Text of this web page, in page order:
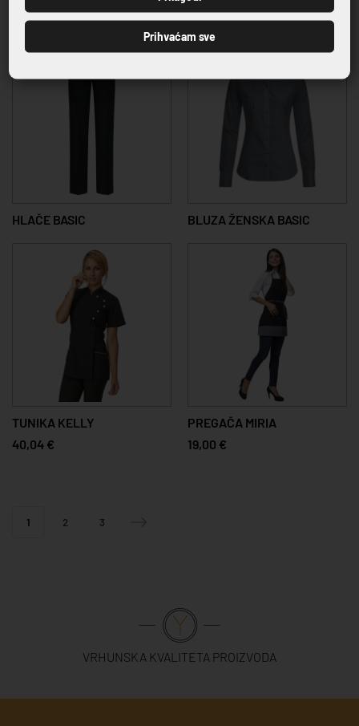
23,04 €
40,46 €
HLAČE BASIC BLUZA ŽENSKA BASIC
TUNIKA KELLY
40,04 €
PREGAČA MIRIA
19,00 €
1 2 3
VRHUNSKA KVALITETA PROIZVODA
Prihvaćam sve